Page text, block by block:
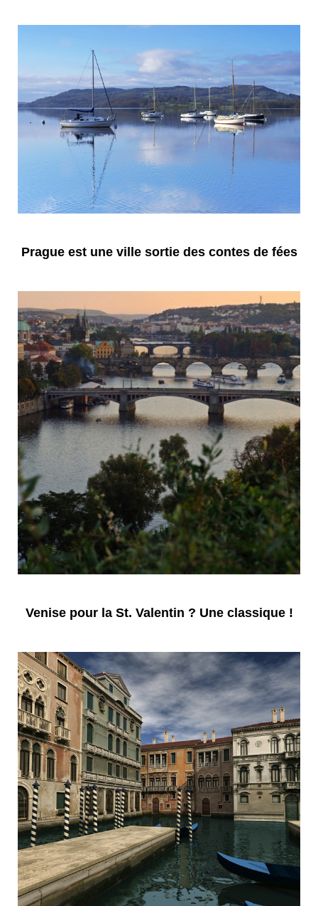
Prague est une ville sortie des contes de fées
Venise pour la St. Valentin ? Une classique !